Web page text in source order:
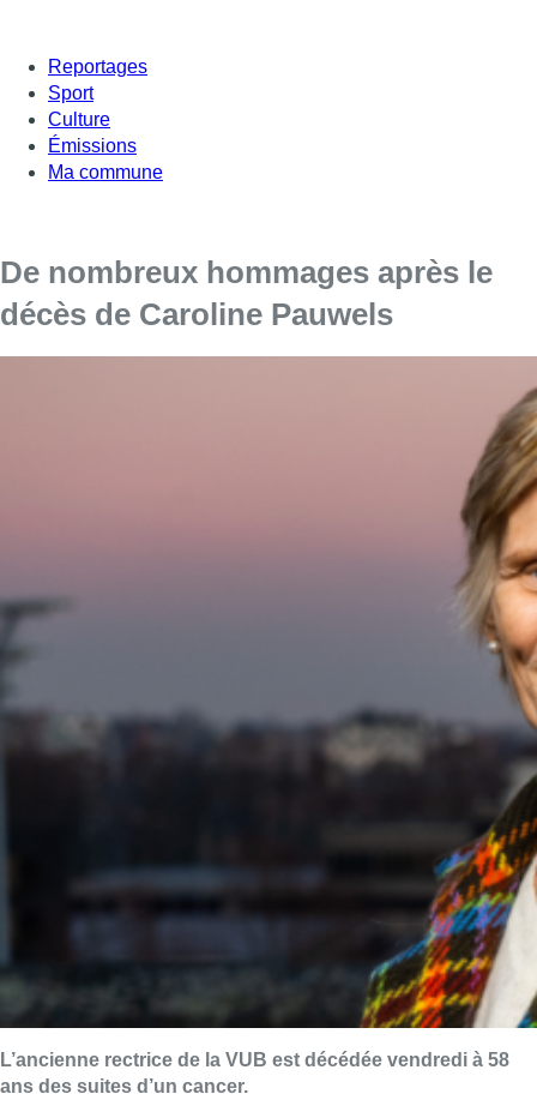
Reportages
Sport
Culture
Émissions
Ma commune
De nombreux hommages après le
décès de Caroline Pauwels
L’ancienne rectrice de la VUB est décédée vendredi à 58
ans des suites d’un cancer.